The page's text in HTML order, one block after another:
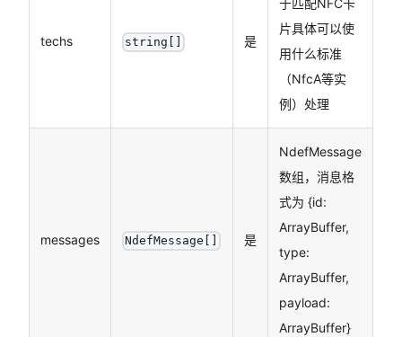
techs string[] 是
片具体可以使
用什么标准
（NfcA等实
例）处理
messages NdefMessage[] 是
NdefMessage
数组，消息格
式为 {id:
ArrayBuffer,
type:
ArrayBuffer,
payload:
ArrayBuffer}